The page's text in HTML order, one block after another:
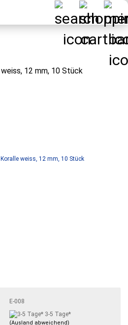
12 mm, 10 Stück
E-008
3-5 Tage*
(Ausland abweichend)